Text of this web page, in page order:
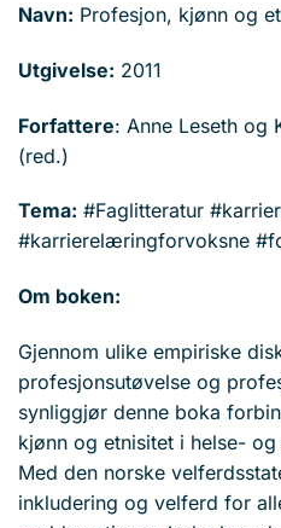
Navn: Profesjon, kjønn og
Utgivelse: 2011
Forfattere: Anne Leseth og
(red.)
Tema: #Faglitteratur
#karrierelæringforvoksne
Om boken:
Gjennom ulike empiriske
profesjonsutøvelse og
synliggjør denne boka
kjønn og etnisitet i helse-
Med den norske
inkludering og velferd for